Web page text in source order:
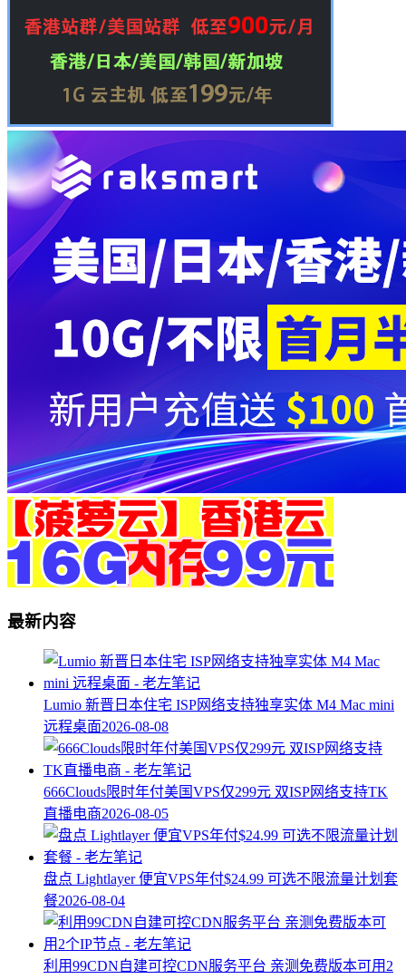
最新内容
Lumio 新晋日本住宅 ISP网络支持独享实体 M4 Mac mini
远程桌面2026-08-08
666Clouds限时年付美国VPS仅299元 双ISP网络支持TK
直播电商2026-08-05
盘点 Lightlayer 便宜VPS年付$24.99 可选不限流量计划套
餐2026-08-04
利用99CDN自建可控CDN服务平台 亲测免费版本可用2